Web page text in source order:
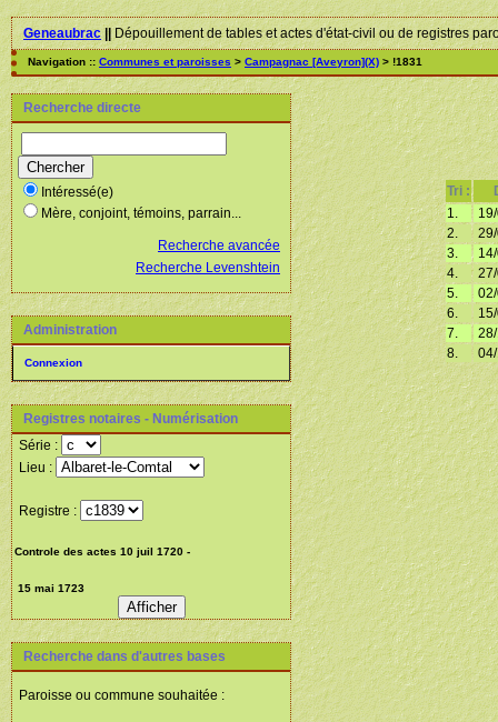
Geneaubrac||Dépouillement de tables et actes d'état-civil ou de registres
Navigation :: Communes et paroisses > Campagnac [Aveyron](X) > !1831
Recherche directe
Intéressé(e)
Mère, conjoint, témoins, parrain...
Recherche avancée
Recherche Levenshtein
Administration
Connexion
Registres notaires - Numérisation
Série :
Lieu :
Registre :
Recherche dans d'autres bases
Paroisse ou commune souhaitée :
Tri :
1.
2.
3.
4.
5.
6.
7.
8.